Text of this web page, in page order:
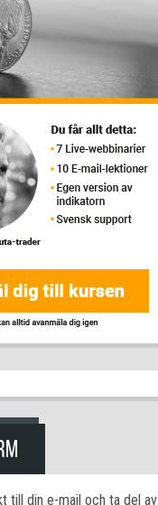
till din e-mail och ta del av